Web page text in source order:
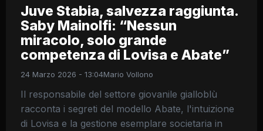
Juve Stabia, salvezza raggiunta.
Saby Mainolfi: “Nessun
miracolo, solo grande
competenza di Lovisa e Abate”
24 Marzo 2026 - 13:04Mario Vollono
Il responsabile del settore giovanile gialloblù
racconta i segreti del modello Abate, l'intuizione
di Lovisa e la gestione esemplare societaria in